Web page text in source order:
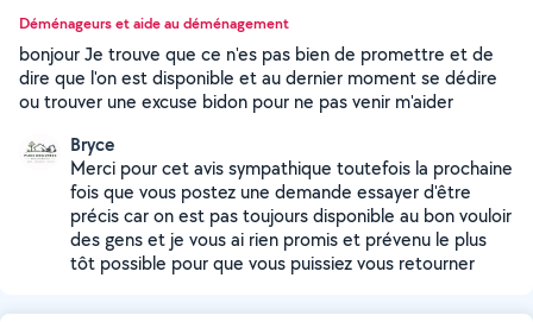
Déménageurs et aide au déménagement
bonjour Je trouve que ce n'es pas bien de promettre et de
dire que l'on est disponible et au dernier moment se dédire
ou trouver une excuse bidon pour ne pas venir m'aider
Bryce
Merci pour cet avis sympathique toutefois la prochaine
fois que vous postez une demande essayer d'être
précis car on est pas toujours disponible au bon vouloir
des gens et je vous ai rien promis et prévenu le plus
tôt possible pour que vous puissiez vous retourner